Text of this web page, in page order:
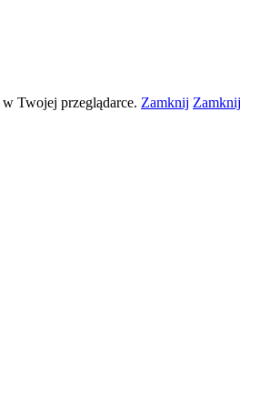
w Twojej przeglądarce. Zamknij Zamknij